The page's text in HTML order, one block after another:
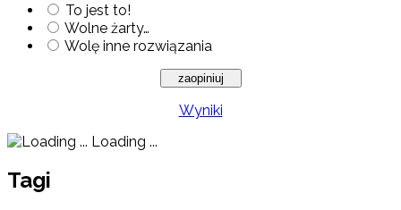
To jest to!
Wolne żarty…
Wolę inne rozwiązania
Wyniki
Loading ...
Tagi